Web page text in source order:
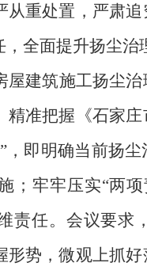
从重处置，严肃
全面提升扬尘治
屋建筑施工扬尘
精准把握 《石家
，即明确当前扬
；牢牢压实“两
责任。会议要求
形势，微观上抓